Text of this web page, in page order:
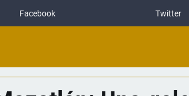
Facebook Twitter